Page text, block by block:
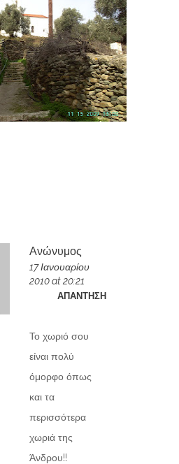
Ανώνυμος
17 Ιανουαρίου
2010 at 20:21
ΑΠΆΝΤΗΣΗ
Το χωριό σου
είναι πολύ
όμορφο όπως
και τα
περισσότερα
χωριά της
Άνδρου!!